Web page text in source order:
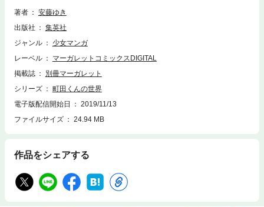
著者
安藤ゆき
出版社
集英社
ジャンル
少女マンガ
レーベル
マーガレットコミックスDIGITAL
掲載誌
別冊マーガレット
シリーズ
町田くんの世界
電子版配信開始日
2019/11/13
ファイルサイズ
24.94 MB
作品をシェアする